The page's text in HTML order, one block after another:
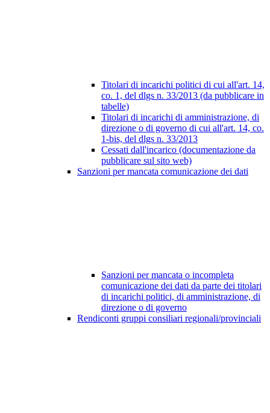
Titolari di incarichi politici di cui all'art. 14,
co. 1, del dlgs n. 33/2013 (da pubblicare in
tabelle)
Titolari di incarichi di amministrazione, di
direzione o di governo di cui all'art. 14, co.
1-bis, del dlgs n. 33/2013
Cessati dall'incarico (documentazione da
pubblicare sul sito web)
Sanzioni per mancata comunicazione dei dati
Sanzioni per mancata o incompleta
comunicazione dei dati da parte dei titolari
di incarichi politici, di amministrazione, di
direzione o di governo
Rendiconti gruppi consiliari regionali/provinciali